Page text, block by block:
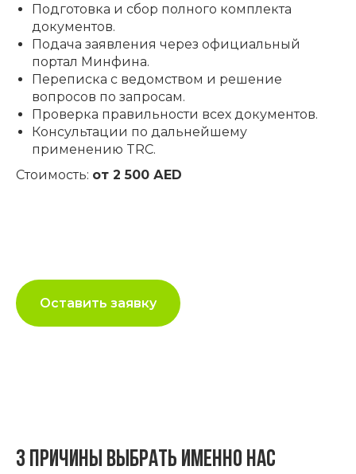
Подготовка и сбор полного комплекта
документов.
Подача заявления через официальный
портал Минфина.
Переписка с ведомством и решение
вопросов по запросам.
Проверка правильности всех документов.
Консультации по дальнейшему
применению TRC.
Стоимость: от 2 500 АED
Оставить заявку
3 причины выбрать именно нас